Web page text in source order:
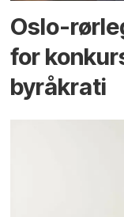
Oslo-
for
byråkrati